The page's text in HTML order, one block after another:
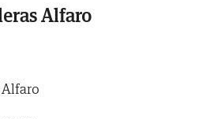
Alfaro